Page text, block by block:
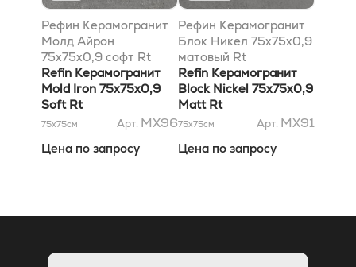
Рефин Керамогранит
Молд Айрон
75x75x0,9 софт Rt
Refin Керамогранит
Mold Iron 75x75x0,9
Soft Rt
75x75см Арт. MX96
Цена по запросу
Рефин Керамогранит
Блок Никел 75x75x0,9
матовый Rt
Refin Керамогранит
Block Nickel 75x75x0,9
Matt Rt
75x75см Арт. MX91
Цена по запросу